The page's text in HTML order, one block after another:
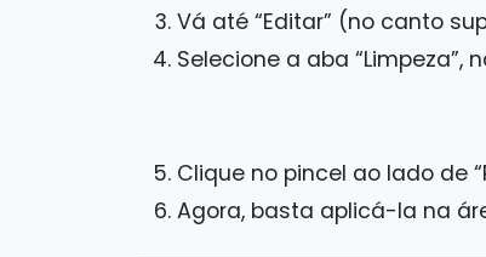
Vá até “Editar” (no canto
Selecione a aba “Limpeza”,
Clique no pincel ao lado de
Agora, basta aplicá-la na